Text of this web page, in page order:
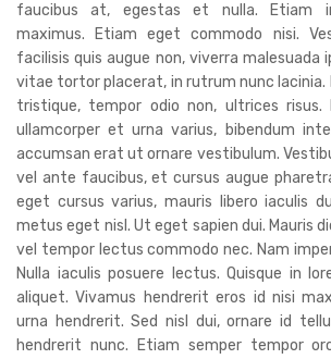
faucibus at, egestas et nulla. Etiam
maximus. Etiam eget commodo nisi.
facilisis quis augue non, viverra malesuada
vitae tortor placerat, in rutrum nunc lacinia.
tristique, tempor odio non, ultrices risus.
ullamcorper et urna varius, bibendum
accumsan erat ut ornare vestibulum.
vel ante faucibus, et cursus augue
eget cursus varius, mauris libero iaculis
metus eget nisl. Ut eget sapien dui. Mauris
vel tempor lectus commodo nec. Nam
Nulla iaculis posuere lectus. Quisque in
aliquet. Vivamus hendrerit eros id nisi
urna hendrerit. Sed nisl dui, ornare id
hendrerit nunc. Etiam semper tempor